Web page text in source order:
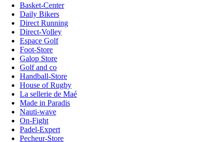
Basket-Center
Daily Bikers
Direct Running
Direct-Volley
Espace Golf
Foot-Store
Galop Store
Golf and co
Handball-Store
House of Rugby
La sellerie de Maé
Made in Paradis
Nauti-wave
On-Fight
Padel-Expert
Pecheur-Store